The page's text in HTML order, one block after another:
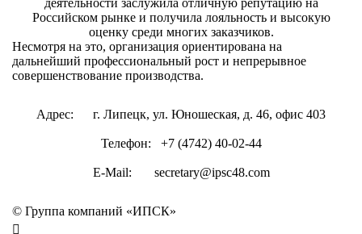
деятельности заслужила отличную репутацию на
Российском рынке и получила лояльность и высокую
оценку среди многих заказчиков.
Несмотря на это, организация ориентирована на
дальнейший профессиональный рост и непрерывное
совершенствование производства.
Адрес: г. Липецк, ул. Юношеская, д. 46, офис 403
Телефон: +7 (4742) 40-02-44
E-Mail: secretary@ipsc48.com
© Группа компаний «ИПСК»